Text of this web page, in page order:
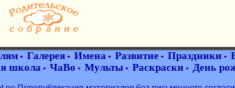
• Галерея• Имена• Развитие• Праздники •
школа • ЧаВо • Мульты • Раскраски • День